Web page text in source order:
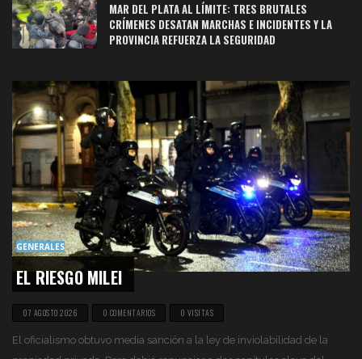
MAR DEL PLATA AL LÍMITE: TRES BRUTALES
CRÍMENES DESATAN MARCHAS E INCIDENTES Y LA
PROVINCIA REFUERZA LA SEGURIDAD
GENERALES
EL RIESGO MILEI
07 AGOSTO 2026 0 COMENTARIOS 0 VISITAS
El oficialismo obtuvo media sanción a la ley de inviolabilidad de la